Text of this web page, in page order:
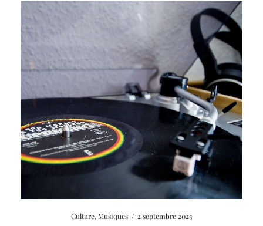
Culture,Musiques / 2 septembre 2023